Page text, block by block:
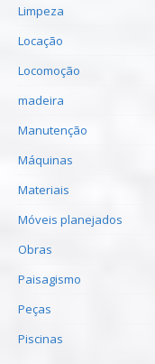
Limpeza
Locação
Locomoção
madeira
Manutenção
Máquinas
Materiais
Móveis planejados
Obras
Paisagismo
Peças
Piscinas